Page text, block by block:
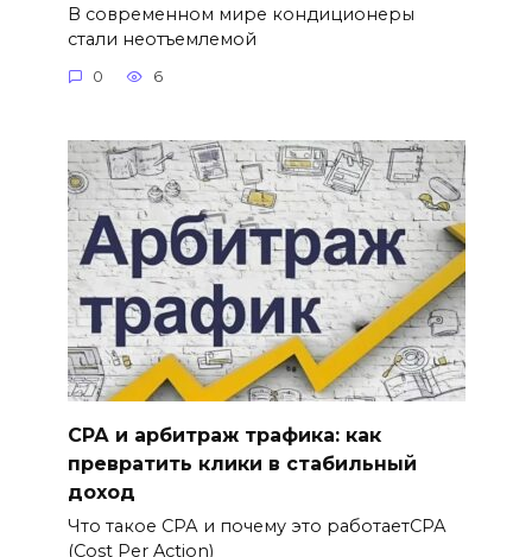
В современном мире кондиционеры
стали неотъемлемой
0 6
СРА и арбитраж трафика: как
превратить клики в стабильный
доход
Что такое СРА и почему это работаетСРА
(Cost Per Action)